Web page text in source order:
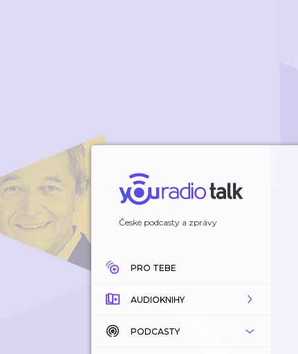
České podcasty a zprávy
PRO TEBE
AUDIOKNIHY
KATALOG
PODCASTY